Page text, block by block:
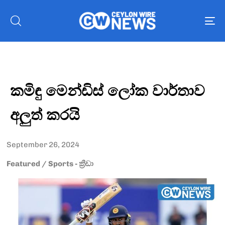
කමිඳු මෙන්ඩිස් ලෝක වාර්තාව
අලුත් කරයි
September 26, 2024
Featured / Sports - ක්‍රීඩා